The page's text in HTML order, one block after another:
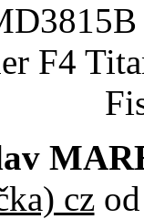
F4
czod